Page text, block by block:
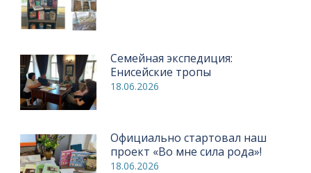
Семейная экспедиция:
Енисейские тропы
18.06.2026
Официально стартовал наш
проект «Во мне сила рода»!
18.06.2026